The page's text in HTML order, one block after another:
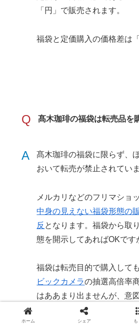
「円」で販売されます。
福袋と定価購入の価格差は
Q 髙木珈琲の福袋は転売品を
A
髙木珈琲の福袋に限らず、
おいて転売が禁止されていま
メルカリなどのフリマショ
中身の見えない福袋形態の
反 となります。福袋から取
態を開示してあればOKです
福袋は転売目的で購入して
ビックカメラの抽選高倍率
はああまり出ませんが、意
独占することで不当に値段
場合があります。
ホーム シェア も